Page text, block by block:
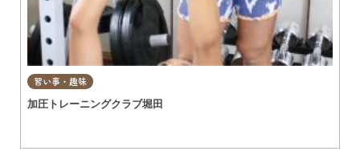
習い事・趣味
加圧トレーニングクラブ堀田